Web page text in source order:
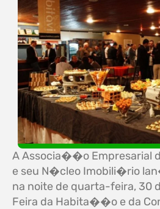
A Associa��o Empresarial
e seu N�cleo Imobili�rio
na noite de quarta-feira, 30
Feira da Habita��o e da